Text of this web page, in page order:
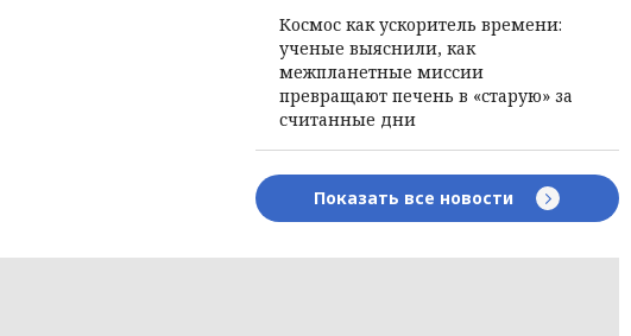
Космос как ускоритель времени:
ученые выяснили, как
межпланетные миссии
превращают печень в «старую» за
считанные дни
Показать все новости